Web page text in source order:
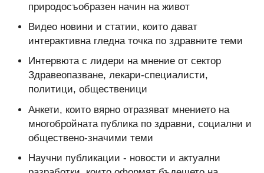
природосъобразен начин на живот
Видео новини и статии, които дават
интерактивна гледна точка по здравните теми
Интервюта с лидери на мнение от сектор
Здравеопазване, лекари-специалисти,
политици, общественици
Анкети, които вярно отразяват мнението на
многобройната публика по здравни, социални и
обществено-значими теми
Научни публикации - новости и актуални